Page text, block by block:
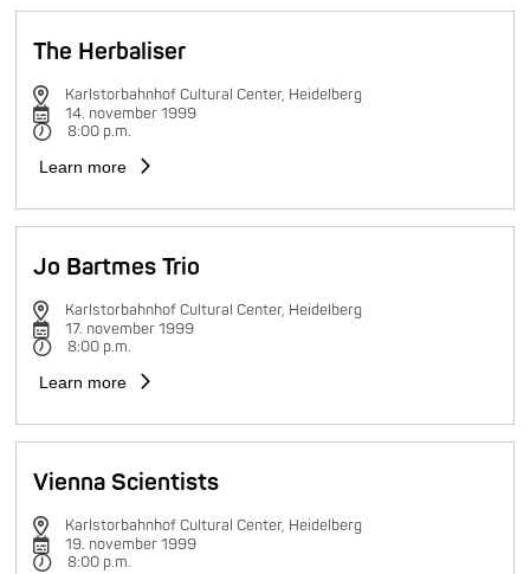
The Herbaliser
Karlstorbahnhof Cultural Center, Heidelberg
14. november 1999
8:00 p.m.
Learn more
Jo Bartmes Trio
Karlstorbahnhof Cultural Center, Heidelberg
17. november 1999
8:00 p.m.
Learn more
Vienna Scientists
Karlstorbahnhof Cultural Center, Heidelberg
19. november 1999
8:00 p.m.